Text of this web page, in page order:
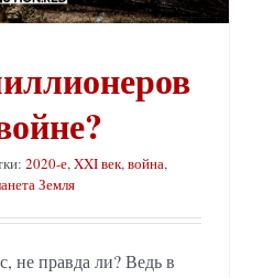
2020-е,XXI век,война,
Земля
не правда ли? Ведь в